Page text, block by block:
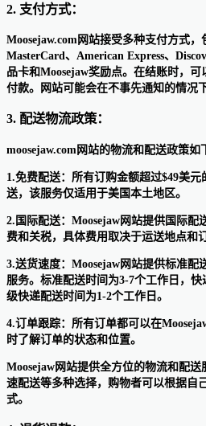
2. 支付方式：
Moosejaw.com网站接受多种支付方式，
MasterCard、American Express、
品卡和Moosejaw奖励点。在结账时，
付款。网站可能会在不事先通知的情况
3. 配送物流政策：
moosejaw.com网站的物流和配送政策如
1.免费配送：所有订购金额超过$49美
送，该服务仅适用于美国本土地区。
2.国际配送：Moosejaw网站提供国际配
费和关税，具体费用取决于运送地点和
3.送货速度：Moosejaw网站提供标准配
服务。标准配送时间为3-7个工作日，
级快递配送时间为1-2个工作日。
4.订单跟踪：所有订单都可以在
时了解订单的状态和位置。
Moosejaw网站提供全方位的物流和配
速配送等多种选择，购物者可以根据自
式。